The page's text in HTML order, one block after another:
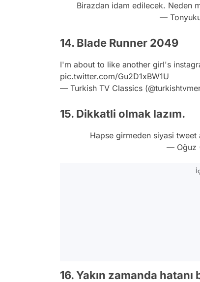
Birazdan idam edilecek. Neden
—
14. Blade Runner 2049
I'm about to like another girl's
pic.twitter.com/Gu2D1xBW1U
— Turkish TV Classics
15. Dikkatli olmak lazım.
Hapse girmeden siyasi tweet
— Oğuz
16. Yakın zamanda